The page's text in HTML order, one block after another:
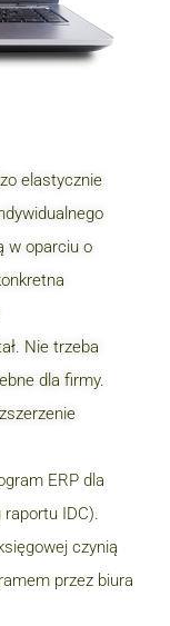
elastycznie
w oparciu o
Nie trzeba
dla firmy.
ERP dla
raportu IDC).
czynią
przez biura